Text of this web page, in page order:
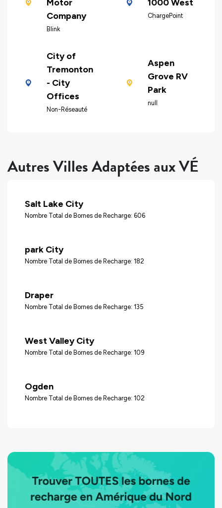
Motor
Company
Blink
1000 West
ChargePoint
City of
Tremonton
- City
Offices
Non-Réseauté
Aspen
Grove RV
Park
null
Autres Villes Adaptées aux VÉ
Salt Lake City
Nombre Total de Bornes de Recharge: 606
park City
Nombre Total de Bornes de Recharge: 182
Draper
Nombre Total de Bornes de Recharge: 135
West Valley City
Nombre Total de Bornes de Recharge: 109
Ogden
Nombre Total de Bornes de Recharge: 102